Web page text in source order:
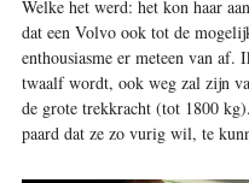
Welke het werd: het kon haar
dat een Volvo ook tot de
enthousiasme er meteen van af.
twaalf wordt, ook weg zal zijn
de grote trekkracht (tot 1800
paard dat ze zo vurig wil, te